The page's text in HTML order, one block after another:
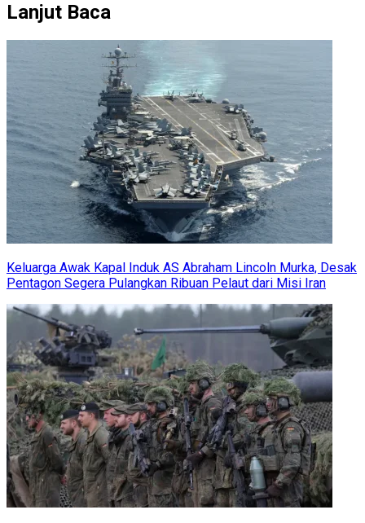
Lanjut Baca
Keluarga Awak Kapal Induk AS Abraham Lincoln Murka, Desak
Pentagon Segera Pulangkan Ribuan Pelaut dari Misi Iran